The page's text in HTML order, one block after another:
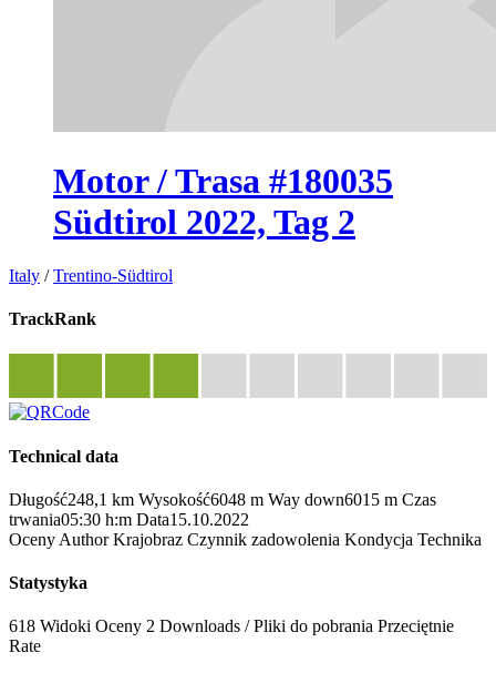
Motor / Trasa #180035
Südtirol 2022, Tag 2
Italy /Trentino-Südtirol
TrackRank
Technical data
Długość248,1 km Wysokość6048 m Way down6015 m Czas
trwania05:30 h:m Data15.10.2022
Oceny Author Krajobraz Czynnik zadowolenia Kondycja Technika
Statystyka
618 Widoki Oceny 2 Downloads / Pliki do pobrania Przeciętnie
Rate